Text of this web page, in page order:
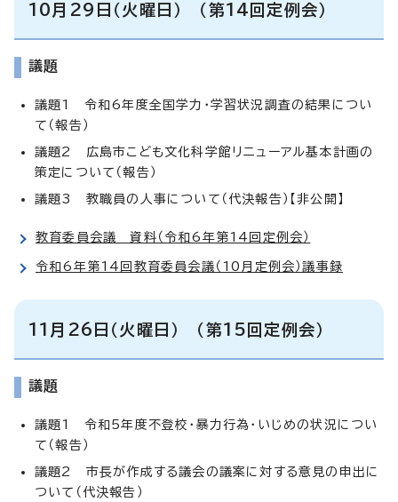
10月29日（火曜日） （第14回定例会）
議題
議題1 令和6年度全国学力・学習状況調査の結果につい
て（報告）
議題2 広島市こども文化科学館リニューアル基本計画の
策定について（報告）
議題3 教職員の人事について（代決報告）【非公開】
教育委員会議 資料（令和6年第14回定例会）
令和6年第14回教育委員会議（10月定例会）議事録
11月26日（火曜日） （第15回定例会）
議題
議題1 令和5年度不登校・暴力行為・いじめの状況につい
て（報告）
議題2 市長が作成する議会の議案に対する意見の申出に
ついて（代決報告）